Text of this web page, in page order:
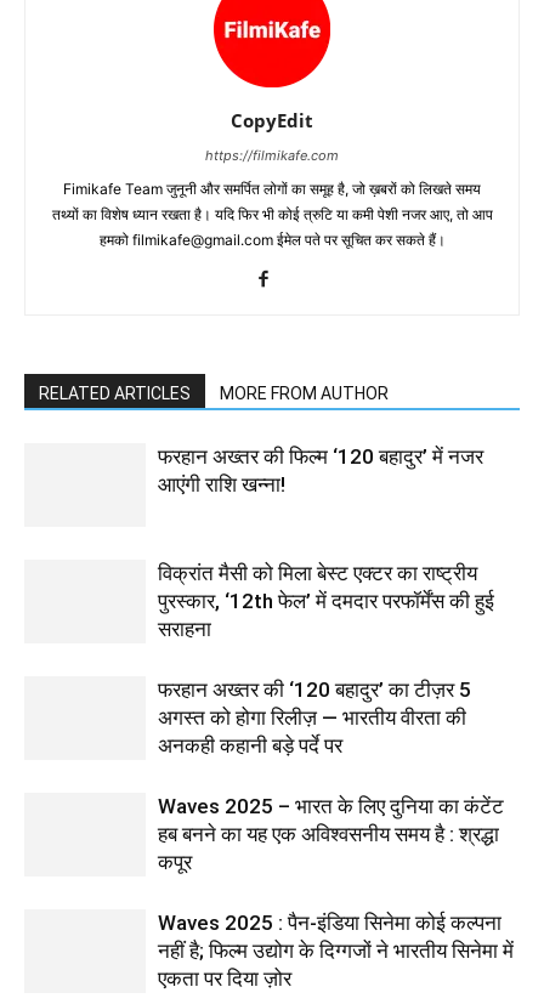
CopyEdit
https://filmikafe.com
Fimikafe Team जुनूनी और समर्पित लोगों का समूह है, जो ख़बरों को लिखते समय
तथ्‍यों का विशेष ध्‍यान रखता है। यदि फिर भी कोई त्रुटि या कमी पेशी नजर आए, तो आप
हमको filmikafe@gmail.com ईमेल पते पर सूचित कर सकते हैं।
RELATED ARTICLES MORE FROM AUTHOR
फरहान अख्तर की फिल्म ‘120 बहादुर’ में नजर
आएंगी राशि खन्ना!
विक्रांत मैसी को मिला बेस्ट एक्टर का राष्ट्रीय
पुरस्कार, ‘12th फेल’ में दमदार परफॉर्मेंस की हुई
सराहना
फरहान अख्तर की ‘120 बहादुर’ का टीज़र 5
अगस्त को होगा रिलीज़ — भारतीय वीरता की
अनकही कहानी बड़े पर्दे पर
Waves 2025 – भारत के लिए दुनिया का कंटेंट
हब बनने का यह एक अविश्वसनीय समय है : श्रद्धा
कपूर
Waves 2025 : पैन-इंडिया सिनेमा कोई कल्पना
नहीं है; फिल्म उद्योग के दिग्गजों ने भारतीय सिनेमा में
एकता पर दिया ज़ोर